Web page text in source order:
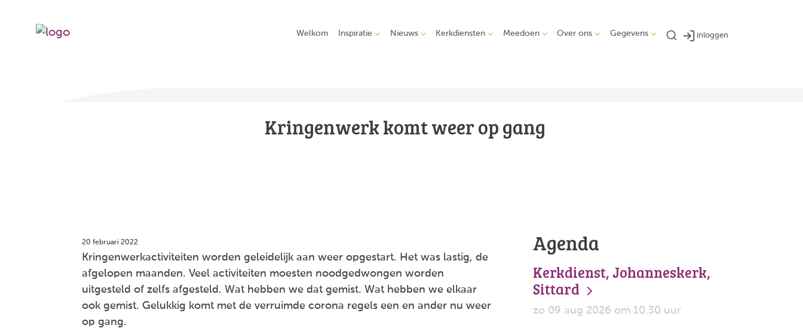
Welkom Inspiratie Nieuws Kerkdiensten Meedoen Over ons Gegevens inloggen
Kringenwerk komt weer op gang
20 februari 2022
Kringenwerkactiviteiten worden geleidelijk aan weer opgestart. Het was lastig, de
afgelopen maanden. Veel activiteiten moesten noodgedwongen worden
uitgesteld of zelfs afgesteld. Wat hebben we dat gemist. Wat hebben we elkaar
ook gemist. Gelukkig komt met de verruimde corona regels een en ander nu weer
op gang.
Agenda
Kerkdienst, Johanneskerk,
Sittard
zo 09 aug 2026 om 10.30 uur